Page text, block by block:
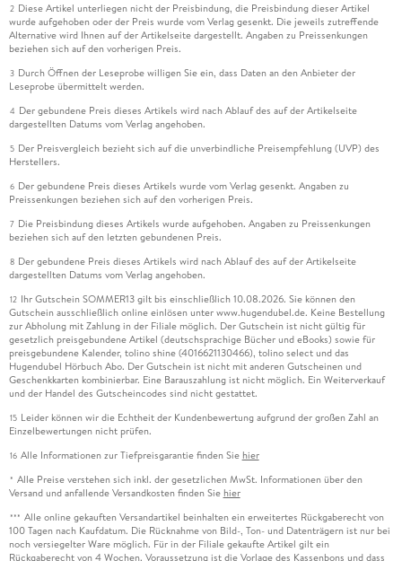
2 Diese Artikel unterliegen nicht der Preisbindung, die Preisbindung dieser Artikel
wurde aufgehoben oder der Preis wurde vom Verlag gesenkt. Die jeweils zutreffende
Alternative wird Ihnen auf der Artikelseite dargestellt. Angaben zu Preissenkungen
beziehen sich auf den vorherigen Preis.
3 Durch Öffnen der Leseprobe willigen Sie ein, dass Daten an den Anbieter der
Leseprobe übermittelt werden.
4 Der gebundene Preis dieses Artikels wird nach Ablauf des auf der Artikelseite
dargestellten Datums vom Verlag angehoben.
5 Der Preisvergleich bezieht sich auf die unverbindliche Preisempfehlung (UVP) des
Herstellers.
6 Der gebundene Preis dieses Artikels wurde vom Verlag gesenkt. Angaben zu
Preissenkungen beziehen sich auf den vorherigen Preis.
7 Die Preisbindung dieses Artikels wurde aufgehoben. Angaben zu Preissenkungen
beziehen sich auf den letzten gebundenen Preis.
8 Der gebundene Preis dieses Artikels wird nach Ablauf des auf der Artikelseite
dargestellten Datums vom Verlag angehoben.
12 Ihr Gutschein SOMMER13 gilt bis einschließlich 10.08.2026. Sie können den
Gutschein ausschließlich online einlösen unter www.hugendubel.de. Keine Bestellung
zur Abholung mit Zahlung in der Filiale möglich. Der Gutschein ist nicht gültig für
gesetzlich preisgebundene Artikel (deutschsprachige Bücher und eBooks) sowie für
preisgebundene Kalender, tolino shine (4016621130466), tolino select und das
Hugendubel Hörbuch Abo. Der Gutschein ist nicht mit anderen Gutscheinen und
Geschenkkarten kombinierbar. Eine Barauszahlung ist nicht möglich. Ein Weiterverkauf
und der Handel des Gutscheincodes sind nicht gestattet.
15 Leider können wir die Echtheit der Kundenbewertung aufgrund der großen Zahl an
Einzelbewertungen nicht prüfen.
16 Alle Informationen zur Tiefpreisgarantie finden Sie hier
* Alle Preise verstehen sich inkl. der gesetzlichen MwSt. Informationen über den
Versand und anfallende Versandkosten finden Sie hier
*** Alle online gekauften Versandartikel beinhalten ein erweitertes Rückgaberecht von
100 Tagen nach Kaufdatum. Die Rücknahme von Bild-, Ton- und Datenträgern ist nur bei
noch versiegelter Ware möglich. Für in der Filiale gekaufte Artikel gilt ein
Rückgaberecht von 4 Wochen. Voraussetzung ist die Vorlage des Kassenbons und dass